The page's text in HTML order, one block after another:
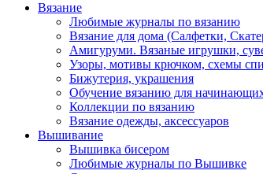
Вязание
Любимые журналы по вязанию
Вязание для дома (Салфетки,
Амигуруми. Вязаные игрушки,
Узоры, мотивы крючком, схемы
Бижутерия, украшения
Обучение вязанию для
Коллекции по вязанию
Вязание одежды, аксессуаров
Вышивание
Вышивка бисером
Любимые журналы по Вышивке